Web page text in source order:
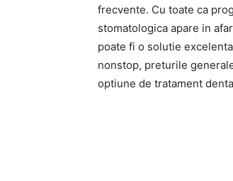
frecvente. Cu toate ca
stomatologica apare in
poate fi o solutie
nonstop, preturile
optiune de tratament